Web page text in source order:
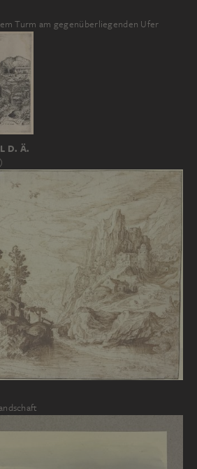
Turm am gegenüberliegenden Ufer
D. Ä.